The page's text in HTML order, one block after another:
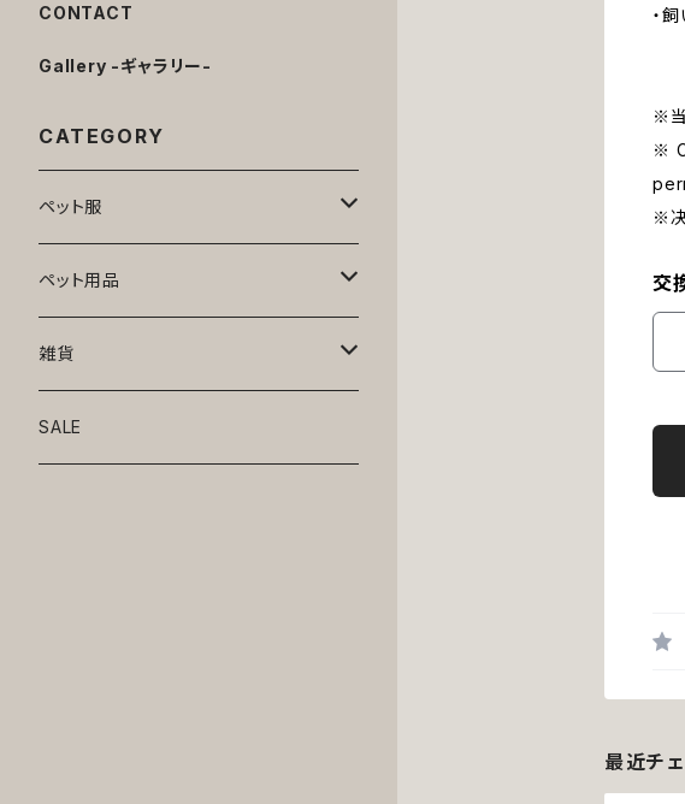
・
※当
※
※
交
最近チ
CONTACT
Gallery -ギャラリー-
CATEGORY
ペット服
トップス
ニット
アロハ
ボトムス
ワンピース
ペット用品
ベッド
リード・首輪
雑貨
アート
SALE